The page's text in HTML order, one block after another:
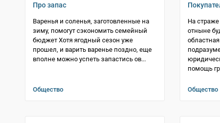
Про запас
Варенья и соленья, заготовленные на
зиму, помогут сэкономить семейный
бюджет Хотя ягодный сезон уже
прошел, и варить варенье поздно, еще
вполне можно успеть запастись ов...
Общество
На страже
отныне
помощь
Общество